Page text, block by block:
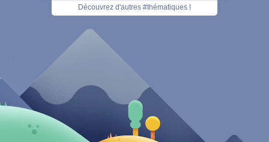
Découvrez d'autres #thématiques !